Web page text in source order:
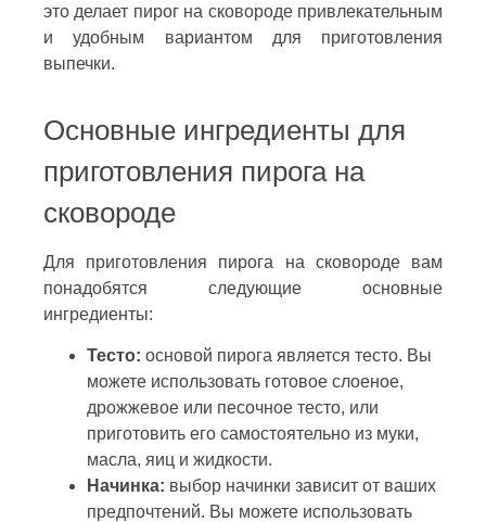
это делает пирог на сковороде привлекательным
и удобным вариантом для приготовления
выпечки.
Основные ингредиенты для
приготовления пирога на
сковороде
Для приготовления пирога на сковороде вам
понадобятся следующие основные
ингредиенты:
Тесто: основой пирога является тесто. Вы
можете использовать готовое слоеное,
дрожжевое или песочное тесто, или
приготовить его самостоятельно из муки,
масла, яиц и жидкости.
Начинка: выбор начинки зависит от ваших
предпочтений. Вы можете использовать